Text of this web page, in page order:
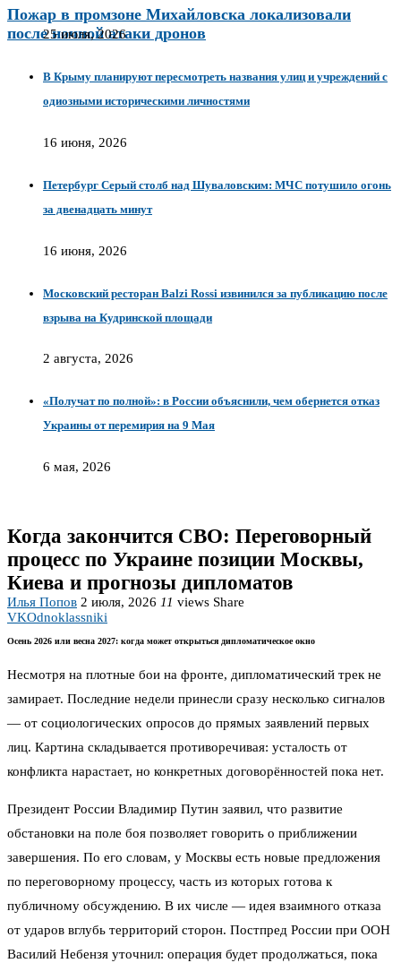
Пожар в промзоне Михайловска локализовали
после ночной атаки дронов
25 июля, 2026
В Крыму планируют пересмотреть названия улиц и учреждений с
одиозными историческими личностями
16 июня, 2026
Петербург Серый столб над Шуваловским: МЧС потушило огонь
за двенадцать минут
16 июня, 2026
Московский ресторан Balzi Rossi извинился за публикацию после
взрыва на Кудринской площади
2 августа, 2026
«Получат по полной»: в России объяснили, чем обернется отказ
Украины от перемирия на 9 Мая
6 мая, 2026
Когда закончится СВО: Переговорный
процесс по Украине позиции Москвы,
Киева и прогнозы дипломатов
Илья Попов 2 июля, 2026 11 views Share
VKOdnoklassniki
Осень 2026 или весна 2027: когда может открыться дипломатическое окно
Несмотря на плотные бои на фронте, дипломатический трек не
замирает. Последние недели принесли сразу несколько сигналов
— от социологических опросов до прямых заявлений первых
лиц. Картина складывается противоречивая: усталость от
конфликта нарастает, но конкретных договорённостей пока нет.
Президент России Владимир Путин заявил, что развитие
обстановки на поле боя позволяет говорить о приближении
завершения. По его словам, у Москвы есть новые предложения
по переговорному процессу, часть из которых готова к
публичному обсуждению. В их числе — идея взаимного отказа
от ударов вглубь территорий сторон. Постпред России при ООН
Василий Небензя уточнил: операция будет продолжаться, пока